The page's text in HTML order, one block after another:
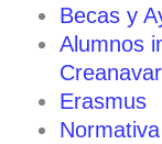
Becas y
Alumnos
Erasmus
Normativa